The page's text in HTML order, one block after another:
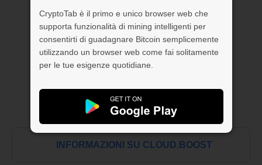
CryptoTab è il primo e unico browser web che
supporta funzionalità di mining intelligenti per
consentirti di guadagnare Bitcoin semplicemente
utilizzando un browser web come fai solitamente
per le tue esigenze quotidiane.
INFORMAZIONI SU CLOUD.BOOST